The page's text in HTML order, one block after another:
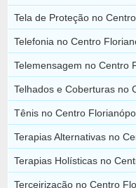
Tela de Proteção no
Telefonia no Centro
Telemensagem no Centro
Telhados e Coberturas no
Tênis no Centro
Terapias Alternativas no
Terapias Holísticas no
Terceirização no Centro